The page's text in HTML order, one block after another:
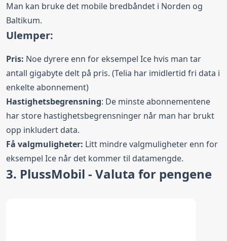
Man kan bruke det mobile bredbåndet i Norden og
Baltikum.
Ulemper:
Pris: Noe dyrere enn for eksempel Ice hvis man tar
antall gigabyte delt på pris. (Telia har imidlertid fri data i
enkelte abonnement)
Hastighetsbegrensning: De minste abonnementene
har store hastighetsbegrensninger når man har brukt
opp inkludert data.
Få valgmuligheter: Litt mindre valgmuligheter enn for
eksempel Ice når det kommer til datamengde.
3. PlussMobil - Valuta for pengene